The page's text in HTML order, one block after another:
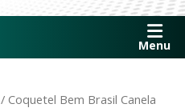
Menu
/ Coquetel Bem Brasil Canela